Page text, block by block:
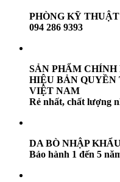
PHÒNG KỸ
094 286 9393
SẢN PHẨM
HIỆU BẢN QUYỀN
VIỆT NAM
Rẻ nhất, chất lượng
DA BÒ NHẬP
Bảo hành 1 đến 5